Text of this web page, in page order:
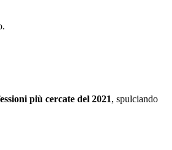
più cercate del 2021, spulciando